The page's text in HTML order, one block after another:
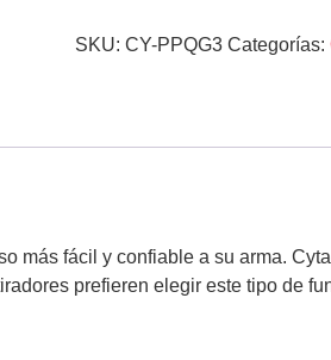
SKU: CY-PPQG3 Categorías:
más fácil y confiable a su arma.
prefieren elegir este tipo de